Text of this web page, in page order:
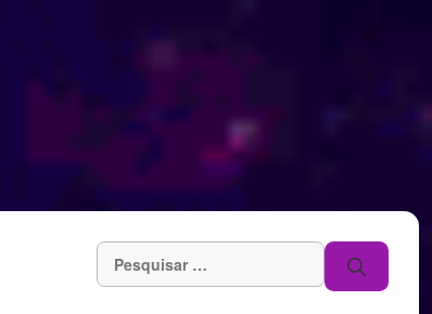
Pesquisar
por: